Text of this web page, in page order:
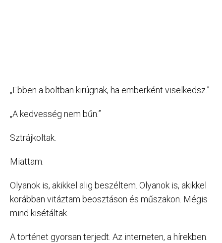
„Ebben a boltban kirúgnak, ha emberként viselkedsz.”
„A kedvesség nem bűn.”
Sztrájkoltak.
Miattam.
Olyanok is, akikkel alig beszéltem. Olyanok is, akikkel
korábban vitáztam beosztáson és műszakon. Mégis
mind kisétáltak.
A történet gyorsan terjedt. Az interneten, a hírekben.